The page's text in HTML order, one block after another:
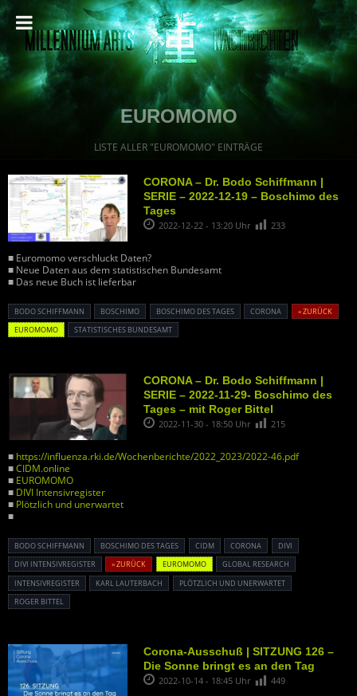
EUROMOMO
LISTE ALLER "EUROMOMO" EINTRÄGE
CORONA – Dr. Bodo Schiffmann |
SERIE – 2022-12-19 – Boschimo des
Tages
2022-12-22 - 13:20 Uhr 233
■ Euromomo verschluckt Daten?
■ Neue Daten aus dem statistischen Bundesamt
■ Das neue Buch ist lieferbar
BODO SCHIFFMANN BOSCHIMO BOSCHIMO DES TAGES CORONA
« ZURÜCK
EUROMOMO
STATISTISCHES BUNDESAMT
CORONA – Dr. Bodo Schiffmann |
SERIE – 2022-11-29- Boschimo des
Tages – mit Roger Bittel
2022-11-30 - 18:50 Uhr 215
■ https://influenza.rki.de/Wochenberichte/2022_2023/2022-46.pdf
■CIDM.online
■ EUROMOMO
■ DIVI Intensivregister
■ Plötzlich und unerwartet
■
BODO SCHIFFMANN BOSCHIMO DES TAGES CIDM CORONA
DIVI
DIVI INTENSIVREGISTER
« ZURÜCK EUROMOMO
GLOBAL RESEARCH
INTENSIVREGISTER
KARL LAUTERBACH
PLÖTZLICH UND UNERWARTET
ROGER BITTEL
Corona-Ausschuß | SITZUNG 126 –
Die Sonne bringt es an den Tag
2022-10-14 - 18:45 Uhr 449